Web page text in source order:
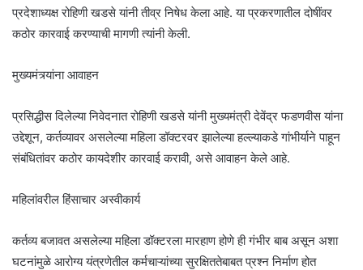
प्रदेशाध्यक्ष रोहिणी खडसे यांनी तीव्र निषेध केला आहे. या प्रकरणातील दोषींवर
कठोर कारवाई करण्याची मागणी त्यांनी केली.
मुख्यमंत्र्यांना आवाहन
प्रसिद्धीस दिलेल्या निवेदनात रोहिणी खडसे यांनी मुख्यमंत्री देवेंद्र फडणवीस यांना
उद्देशून, कर्तव्यावर असलेल्या महिला डॉक्टरवर झालेल्या हल्ल्याकडे गांभीर्याने पाहून
संबंधितांवर कठोर कायदेशीर कारवाई करावी, असे आवाहन केले आहे.
महिलांवरील हिंसाचार अस्वीकार्य
कर्तव्य बजावत असलेल्या महिला डॉक्टरला मारहाण होणे ही गंभीर बाब असून अशा
घटनांमुळे आरोग्य यंत्रणेतील कर्मचाऱ्यांच्या सुरक्षिततेबाबत प्रश्न निर्माण होत